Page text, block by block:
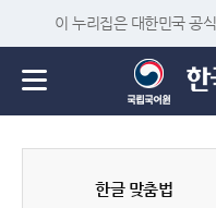
이 누리집은 대한민국 공
한글 맞춤법